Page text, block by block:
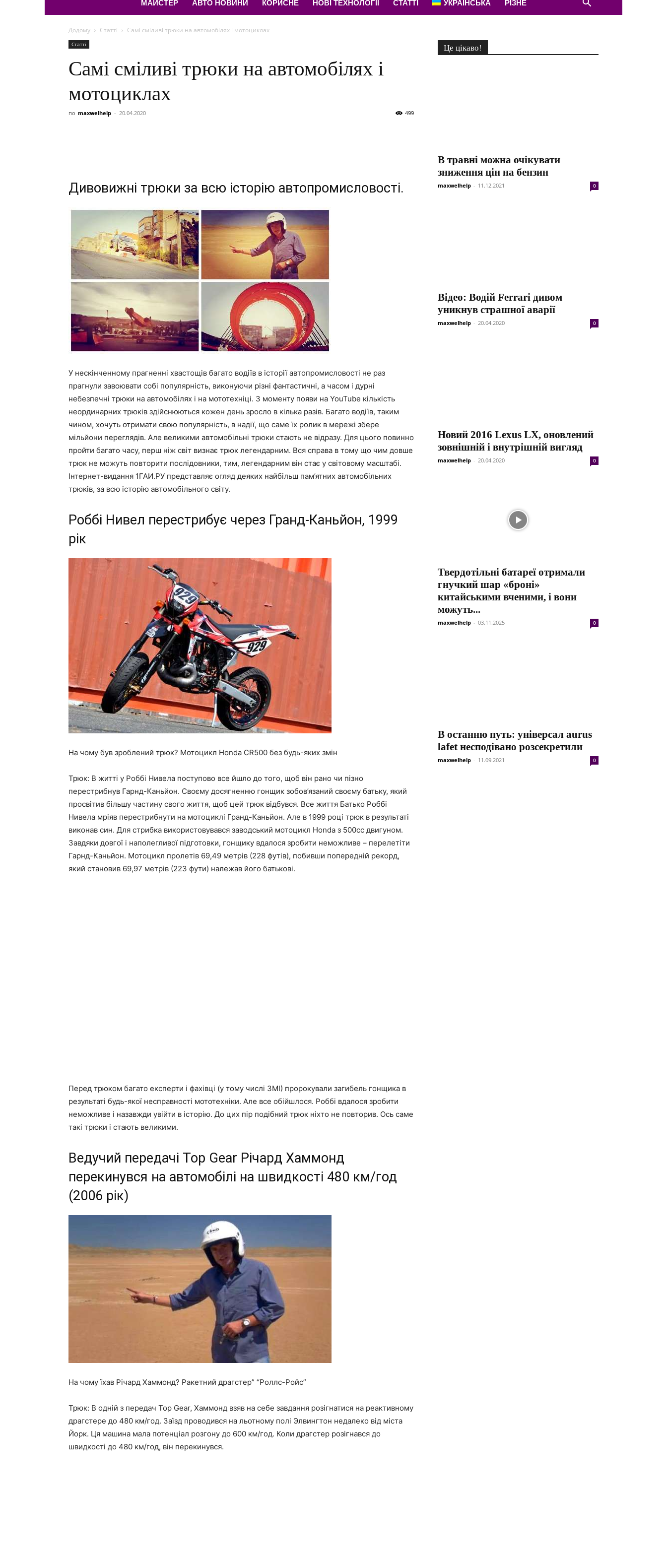
МАЙСТЕР АВТО НОВИНИ КОРИСНЕ НОВІ ТЕХНОЛОГІЇ СТАТТІ УКРАЇНСЬКА РІЗНЕ
Додому Статті Самі сміливі трюки на автомобілях і мотоциклах
Статті
Самі сміливі трюки на автомобілях і
мотоциклах
по maxwelhelp - 20.04.2020 499
Дивовижні трюки за всю історію автопромисловості.
У нескінченному прагненні хвастощів багато водіїв в історії автопромисловості не раз
прагнули завоювати собі популярність, виконуючи різні фантастичні, а часом і дурні
небезпечні трюки на автомобілях і на мототехніці. З моменту появи на YouTube кількість
неординарних трюків здійснюються кожен день зросло в кілька разів. Багато водіїв, таким
чином, хочуть отримати свою популярність, в надії, що саме їх ролик в мережі збере
мільйони переглядів. Але великими автомобільні трюки стають не відразу. Для цього повинно
пройти багато часу, перш ніж світ визнає трюк легендарним. Вся справа в тому що чим довше
трюк не можуть повторити послідовники, тим, легендарним він стає у світовому масштабі.
Інтернет-видання 1ГАИ.РУ представляє огляд деяких найбільш пам’ятних автомобільних
трюків, за всю історію автомобільного світу.
Роббі Нивел перестрибує через Гранд-Каньйон, 1999
рік
На чому був зроблений трюк? Мотоцикл Honda CR500 без будь-яких змін
Трюк: В житті у Роббі Нивела поступово все йшло до того, щоб він рано чи пізно
перестрибнув Гарнд-Каньйон. Своєму досягненню гонщик зобов’язаний своєму батьку, який
просвітив більшу частину свого життя, щоб цей трюк відбувся. Все життя Батько Роббі
Нивела мріяв перестрибнути на мотоциклі Гранд-Каньйон. Але в 1999 році трюк в результаті
виконав син. Для стрибка використовувався заводський мотоцикл Honda з 500сс двигуном.
Завдяки довгої і наполегливої підготовки, гонщику вдалося зробити неможливе – перелетіти
Гарнд-Каньйон. Мотоцикл пролетів 69,49 метрів (228 футів), побивши попередній рекорд,
який становив 69,97 метрів (223 фути) належав його батькові.
Перед трюком багато експерти і фахівці (у тому числі ЗМІ) пророкували загибель гонщика в
результаті будь-якої несправності мототехніки. Але все обійшлося. Роббі вдалося зробити
неможливе і назавжди увійти в історію. До цих пір подібний трюк ніхто не повторив. Ось саме
такі трюки і стають великими.
Ведучий передачі Top Gear Річард Хаммонд
перекинувся на автомобілі на швидкості 480 км/год
(2006 рік)
На чому їхав Річард Хаммонд? Ракетний драгстер” “Роллс-Ройс”
Трюк: В одній з передач Top Gear, Хаммонд взяв на себе завдання розігнатися на реактивному
драгстере до 480 км/год. Заїзд проводився на льотному полі Элвингтон недалеко від міста
Йорк. Ця машина мала потенціал розгону до 600 км/год. Коли драгстер розігнався до
швидкості до 480 км/год, він перекинувся.
Це цікаво!
В травні можна очікувати
зниження цін на бензин
maxwelhelp - 11.12.2021 0
Відео: Водій Ferrari дивом
уникнув страшної аварії
maxwelhelp - 20.04.2020 0
Новий 2016 Lexus LX, оновлений
зовнішній і внутрішній вигляд
maxwelhelp - 20.04.2020 0
Твердотільні батареї отримали
гнучкий шар «броні»
китайськими вченими, і вони
можуть...
maxwelhelp - 03.11.2025 0
В останню путь: універсал aurus
lafet несподівано розсекретили
maxwelhelp - 11.09.2021 0